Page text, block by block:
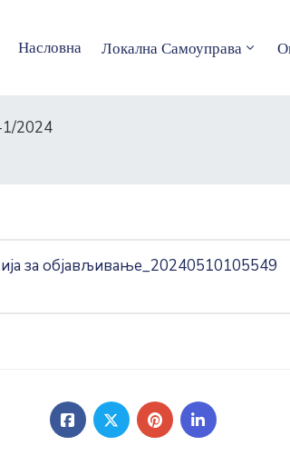
Насловна Локална Самоуправа
1/2024
за објављивање_20240510105549